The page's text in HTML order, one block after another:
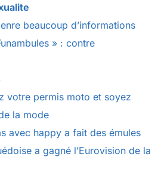
beaucoup d’informations
» : contre
votre permis moto et soyez
la mode
avec happy a fait des émules
a gagné l’Eurovision de la